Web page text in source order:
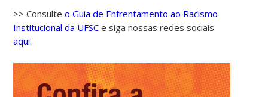
>> Consulteo Guia de Enfrentamento ao Racismo
Institucional da UFSC e siga nossas redes sociais
aqui.